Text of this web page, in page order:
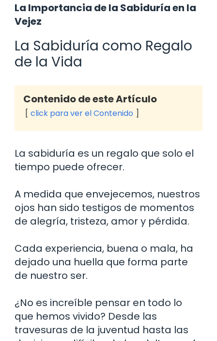
La Importancia de la Sabiduría en la
Vejez
La Sabiduría como Regalo
de la Vida
Contenido de este Artículo
click para ver el Contenido
La sabiduría es un regalo que solo el
tiempo puede ofrecer.
A medida que envejecemos, nuestros
ojos han sido testigos de momentos
de alegría, tristeza, amor y pérdida.
Cada experiencia, buena o mala, ha
dejado una huella que forma parte
de nuestro ser.
¿No es increíble pensar en todo lo
que hemos vivido? Desde las
travesuras de la juventud hasta las